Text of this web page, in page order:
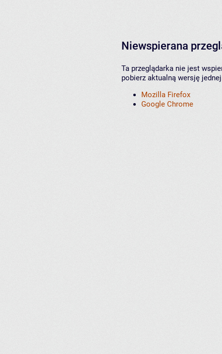
Niewspierana
Ta przeglądarka nie jest
pobierz aktualną wersję
Mozilla Firefox
Google Chrome